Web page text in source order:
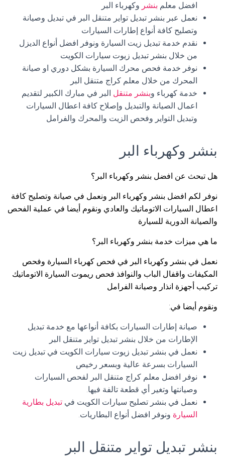
افضل معلم بنشر وكهرباء البر
نعمل عبر بنشر تبديل تواير متنقل البر في تبديل وصيانة
وتصليح كافة أنواع إطارات السيارات
نقدم خدمة تبديل زيت السيارة ونوفر افضل أنواع الديزل
من خلال بنشر تبديل زيوت سيارات الكويت
نوفر خدمة فحص محرك السيارة بشكل دوري او صيانة
المحرك من خلال معلم كراج متنقل البر
خدمة كهرباء وبنشر متنقل البر في مبارك الكبير لتقديم
اعمال الصيانة والتبديل وإصلاح كافة اعطال السيارات
وتبديل التواير وفحص الزيت والمحرك والفرامل
بنشر وكهرباء البر
هل تبحث عن افضل بنشر وكهرباء البر؟
نوفر لكم افضل بنشر وكهرباء البر ونعمل في صيانة وتصليح كافة
اعطال السيارات الاتوماتيك والعادي ونقوم أيضا في عملية الفحص
والصيانة الدورية للسيارة
ما هي ميزات خدمة بنشر وكهرباء البر؟
نعمل في بنشر وكهرباء البر في فحص كهرباء السيارة وفحص
المكيفات واقفال الباب والنوافذ فحص ريموت السيارة الاتوماتيك
تركيب أجهزة انذار وصيانة الفرامل
ونقوم أيضا في:
صيانة إطارات السيارات بكافة أنواعها مع خدمة تبديل
الإطارات من خلال بنشر تبديل تواير متنقل البر
نعمل في بنشر تبديل زيوت سيارات الكويت في تبديل زيت
السيارات بسرعة عالية وبسعر رخيص
نوفر افضل معلم كراج متنقل البر لفحص السيارات
وصيانتها وتغير أي قطعة تالفة فيها.
نعمل في بنشر تصليح سيارات الكويت في تبديل بطارية
السيارة ونوفر افضل أنواع البطاريات.
بنشر تبديل تواير متنقل البر